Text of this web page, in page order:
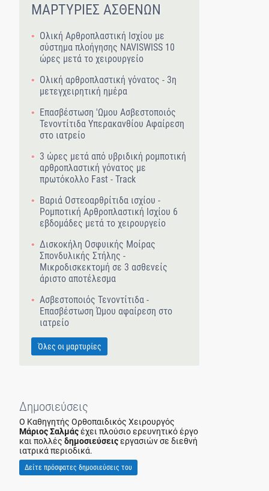
ΜΑΡΤΥΡΙΕΣ ΑΣΘΕΝΩΝ
Ολική Αρθροπλαστική Ισχίου με
σύστημα πλοήγησης NAVISWISS 10
ώρες μετά το χειρουργείο
Ολική αρθροπλαστική γόνατος - 3η
μετεγχειρητική ημέρα
Επασβέστωση 'Ωμου Ασβεστοποιός
Τενοντίτιδα Υπερακανθίου Αφαίρεση
στο ιατρείο
3 ώρες μετά από υβριδική ρομποτική
αρθροπλαστική γόνατος με
πρωτόκολλο Fast - Track
Βαριά Οστεοαρθρίτιδα ισχίου -
Ρομποτική Αρθροπλαστική Ισχίου 6
εβδομάδες μετά το χειρουργείο
Δισκοκήλη Οσφυικής Μοίρας
Σπονδυλικής Στήλης -
Μικροδισκεκτομή σε 3 ασθενείς
άριστο αποτέλεσμα
Ασβεστοποιός Τενοντίτιδα -
Επασβέστωση Ώμου αφαίρεση στο
ιατρείο
Όλες οι μαρτυρίες
Δημοσιεύσεις
Ο Καθηγητής Ορθοπαιδικός Χειρουργός
Μάριος Σαλμάςέχει πλούσιο ερευνητικό έργο
και πολλές δημοσιεύσειςεργασιών σε διεθνή
ιατρικά περιοδικά.
Δείτε πρόσφατες δημοσιεύσεις του